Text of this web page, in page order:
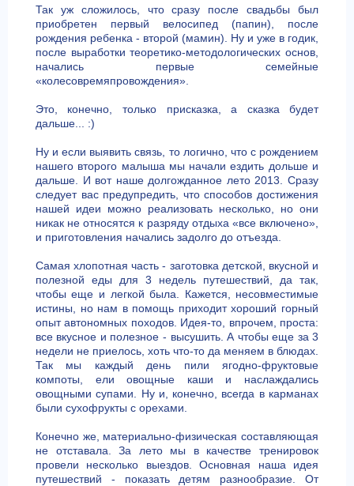
Так уж сложилось, что сразу после свадьбы был
приобретен первый велосипед (папин), после
рождения ребенка - второй (мамин). Ну и уже в годик,
после выработки теоретико-методологических основ,
начались первые семейные
«колесовремяпровождения».
Это, конечно, только присказка, а сказка будет
дальше... :)
Ну и если выявить связь, то логично, что с рождением
нашего второго малыша мы начали ездить дольше и
дальше. И вот наше долгожданное лето 2013. Сразу
следует вас предупредить, что способов достижения
нашей идеи можно реализовать несколько, но они
никак не относятся к разряду отдыха «все включено»,
и приготовления начались задолго до отъезда.
Самая хлопотная часть - заготовка детской, вкусной и
полезной еды для 3 недель путешествий, да так,
чтобы еще и легкой была. Кажется, несовместимые
истины, но нам в помощь приходит хороший горный
опыт автономных походов. Идея-то, впрочем, проста:
все вкусное и полезное - высушить. А чтобы еще за 3
недели не приелось, хоть что-то да меняем в блюдах.
Так мы каждый день пили ягодно-фруктовые
компоты, ели овощные каши и наслаждались
овощными супами. Ну и, конечно, всегда в карманах
были сухофрукты с орехами.
Конечно же, материально-физическая составляющая
не отставала. За лето мы в качестве тренировок
провели несколько выездов. Основная наша идея
путешествий - показать детям разнообразие. От